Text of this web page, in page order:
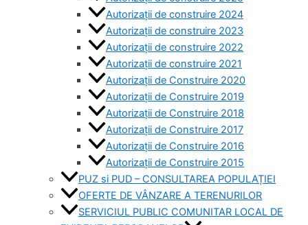
Autorizații de construire 2024
Autorizații de construire 2023
Autorizații de construire 2022
Autorizații de construire 2021
Autorizații de Construire 2020
Autorizații de Construire 2019
Autorizaţii de Construire 2018
Autorizaţii de Construire 2017
Autorizaţii de Construire 2016
Autorizaţii de Construire 2015
PUZ si PUD – CONSULTAREA POPULAȚIEI
OFERTE DE VÂNZARE A TERENURILOR
SERVICIUL PUBLIC COMUNITAR LOCAL DE